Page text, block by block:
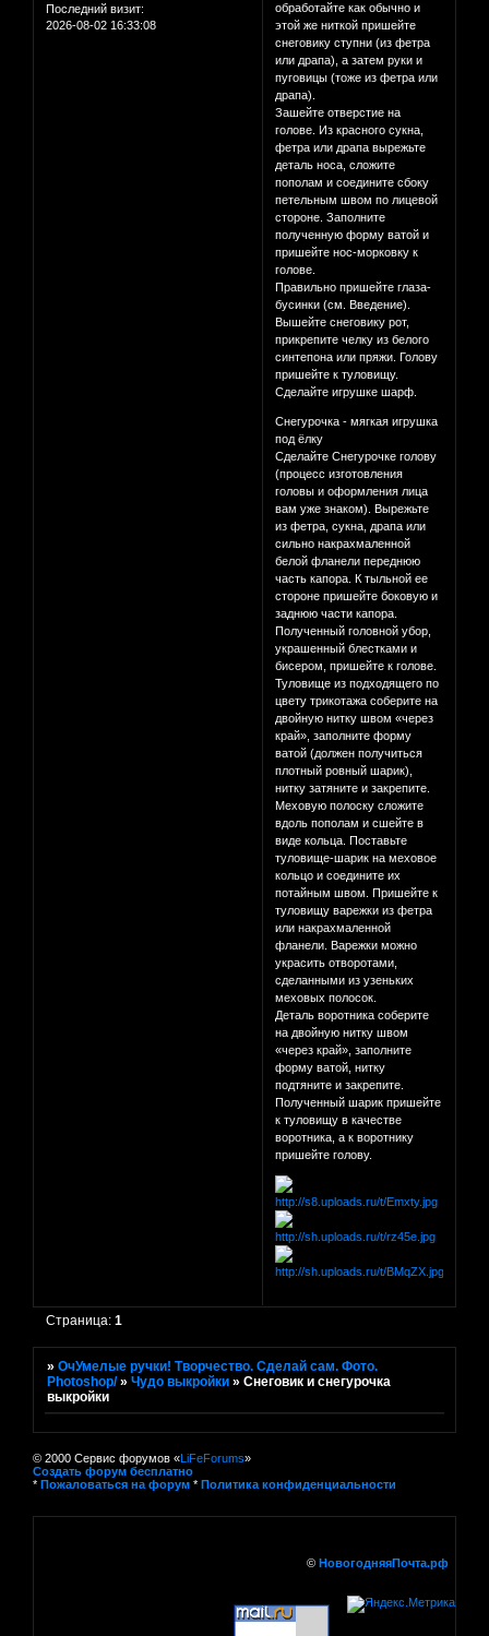
Последний визит:
2026-08-02 16:33:08
обработайте как обычно и
этой же ниткой пришейте
снеговику ступни (из фетра
или драпа), а затем руки и
пуговицы (тоже из фетра или
драпа).
Зашейте отверстие на
голове. Из красного сукна,
фетра или драпа вырежьте
деталь носа, сложите
пополам и соедините сбоку
петельным швом по лицевой
стороне. Заполните
полученную форму ватой и
пришейте нос-морковку к
голове.
Правильно пришейте глаза-
бусинки (см. Введение).
Вышейте снеговику рот,
прикрепите челку из белого
синтепона или пряжи. Голову
пришейте к туловищу.
Сделайте игрушке шарф.
Снегурочка - мягкая игрушка
под ёлку
Сделайте Снегурочке голову
(процесс изготовления
головы и оформления лица
вам уже знаком). Вырежьте
из фетра, сукна, драпа или
сильно накрахмаленной
белой фланели переднюю
часть капора. К тыльной ее
стороне пришейте боковую и
заднюю части капора.
Полученный головной убор,
украшенный блестками и
бисером, пришейте к голове.
Туловище из подходящего по
цвету трикотажа соберите на
двойную нитку швом «через
край», заполните форму
ватой (должен получиться
плотный ровный шарик),
нитку затяните и закрепите.
Меховую полоску сложите
вдоль пополам и сшейте в
виде кольца. Поставьте
туловище-шарик на меховое
кольцо и соедините их
потайным швом. Пришейте к
туловищу варежки из фетра
или накрахмаленной
фланели. Варежки можно
украсить отворотами,
сделанными из узеньких
меховых полосок.
Деталь воротника соберите
на двойную нитку швом
«через край», заполните
форму ватой, нитку
подтяните и закрепите.
Полученный шарик пришейте
к туловищу в качестве
воротника, а к воротнику
пришейте голову.
Страница:1
»ОчУмелые ручки! Творчество. Сделай сам. Фото.
Photoshop/ »Чудо выкройки »Снеговик и снегурочка
выкройки
© 2000 Сервис форумов «LiFeForums»
Создать форум бесплатно
* Пожаловаться на форум * Политика конфиденциальности
© НовогодняяПочта.рф